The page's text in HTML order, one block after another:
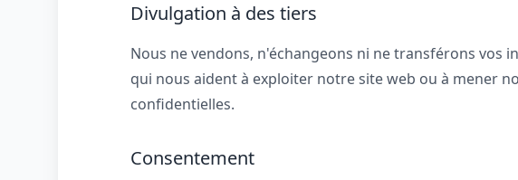
Divulgation à des tiers
Nous ne vendons, n'échangeons ni ne transférons vos
qui nous aident à exploiter notre site web ou à mener
confidentielles.
Consentement